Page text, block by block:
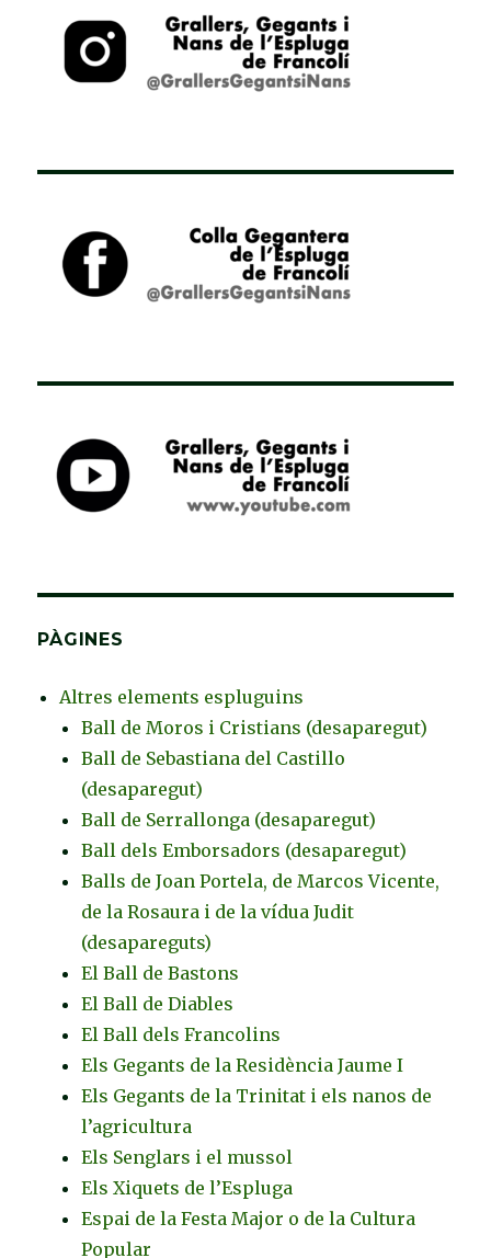
PÀGINES
Altres elements espluguins
Ball de Moros i Cristians (desaparegut)
Ball de Sebastiana del Castillo
(desaparegut)
Ball de Serrallonga (desaparegut)
Ball dels Emborsadors (desaparegut)
Balls de Joan Portela, de Marcos Vicente,
de la Rosaura i de la vídua Judit
(desapareguts)
El Ball de Bastons
El Ball de Diables
El Ball dels Francolins
Els Gegants de la Residència Jaume I
Els Gegants de la Trinitat i els nanos de
l’agricultura
Els Senglars i el mussol
Els Xiquets de l’Espluga
Espai de la Festa Major o de la Cultura
Popular